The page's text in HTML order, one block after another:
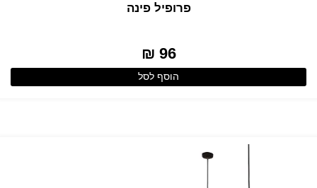
פרופיל פינה
96 ₪
הוסף לסל